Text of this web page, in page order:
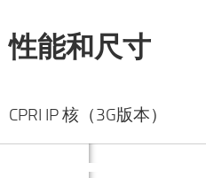
性能和尺寸
CPRI IP 核（3G版本）